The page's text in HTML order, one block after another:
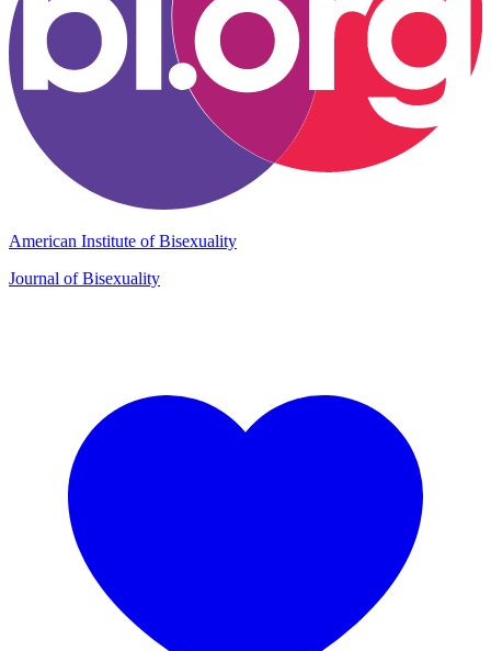
American Institute of Bisexuality
Journal of Bisexuality